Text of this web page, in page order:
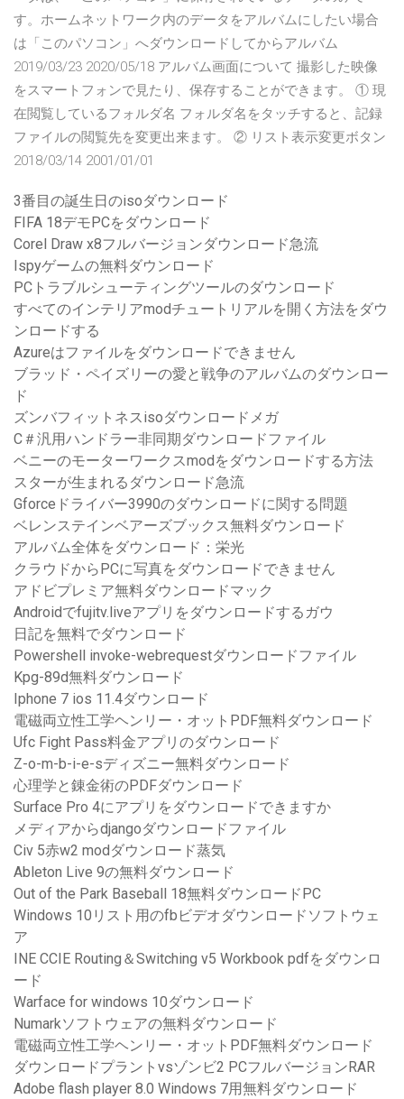
す。ホームネットワーク内のデータをアルバムにしたい場合
は「このパソコン」へダウンロードしてからアルバム
2019/03/23 2020/05/18 アルバム画面について 撮影した映像
をスマートフォンで見たり、保存することができます。 ① 現
在閲覧しているフォルダ名 フォルダ名をタッチすると、記録
ファイルの閲覧先を変更出来ます。 ② リスト表示変更ボタン
2018/03/14 2001/01/01
3番目の誕生日のisoダウンロード
FIFA 18デモPCをダウンロード
Corel Draw x8フルバージョンダウンロード急流
Ispyゲームの無料ダウンロード
PCトラブルシューティングツールのダウンロード
すべてのインテリアmodチュートリアルを開く方法をダウ
ンロードする
Azureはファイルをダウンロードできません
ブラッド・ペイズリーの愛と戦争のアルバムのダウンロー
ド
ズンバフィットネスisoダウンロードメガ
C＃汎用ハンドラー非同期ダウンロードファイル
ベニーのモーターワークスmodをダウンロードする方法
スターが生まれるダウンロード急流
Gforceドライバー3990のダウンロードに関する問題
ベレンステインベアーズブックス無料ダウンロード
アルバム全体をダウンロード：栄光
クラウドからPCに写真をダウンロードできません
アドビプレミア無料ダウンロードマック
Androidでfujitv.liveアプリをダウンロードするガウ
日記を無料でダウンロード
Powershell invoke-webrequestダウンロードファイル
Kpg-89d無料ダウンロード
Iphone 7 ios 11.4ダウンロード
電磁両立性工学ヘンリー・オットPDF無料ダウンロード
Ufc Fight Pass料金アプリのダウンロード
Z-o-m-b-i-e-sディズニー無料ダウンロード
心理学と錬金術のPDFダウンロード
Surface Pro 4にアプリをダウンロードできますか
メディアからdjangoダウンロードファイル
Civ 5赤w2 modダウンロード蒸気
Ableton Live 9の無料ダウンロード
Out of the Park Ba​​seball 18無料ダウンロードPC
Windows 10リスト用のfbビデオダウンロードソフトウェ
ア
INE CCIE Routing＆Switching v5 Workbook pdfをダウンロ
ード
Warface for windows 10ダウンロード
Numarkソフトウェアの無料ダウンロード
電磁両立性工学ヘンリー・オットPDF無料ダウンロード
ダウンロードプラントvsゾンビ2 PCフルバージョンRAR
Adobe flash player 8.0 Windows 7用無料ダウンロード